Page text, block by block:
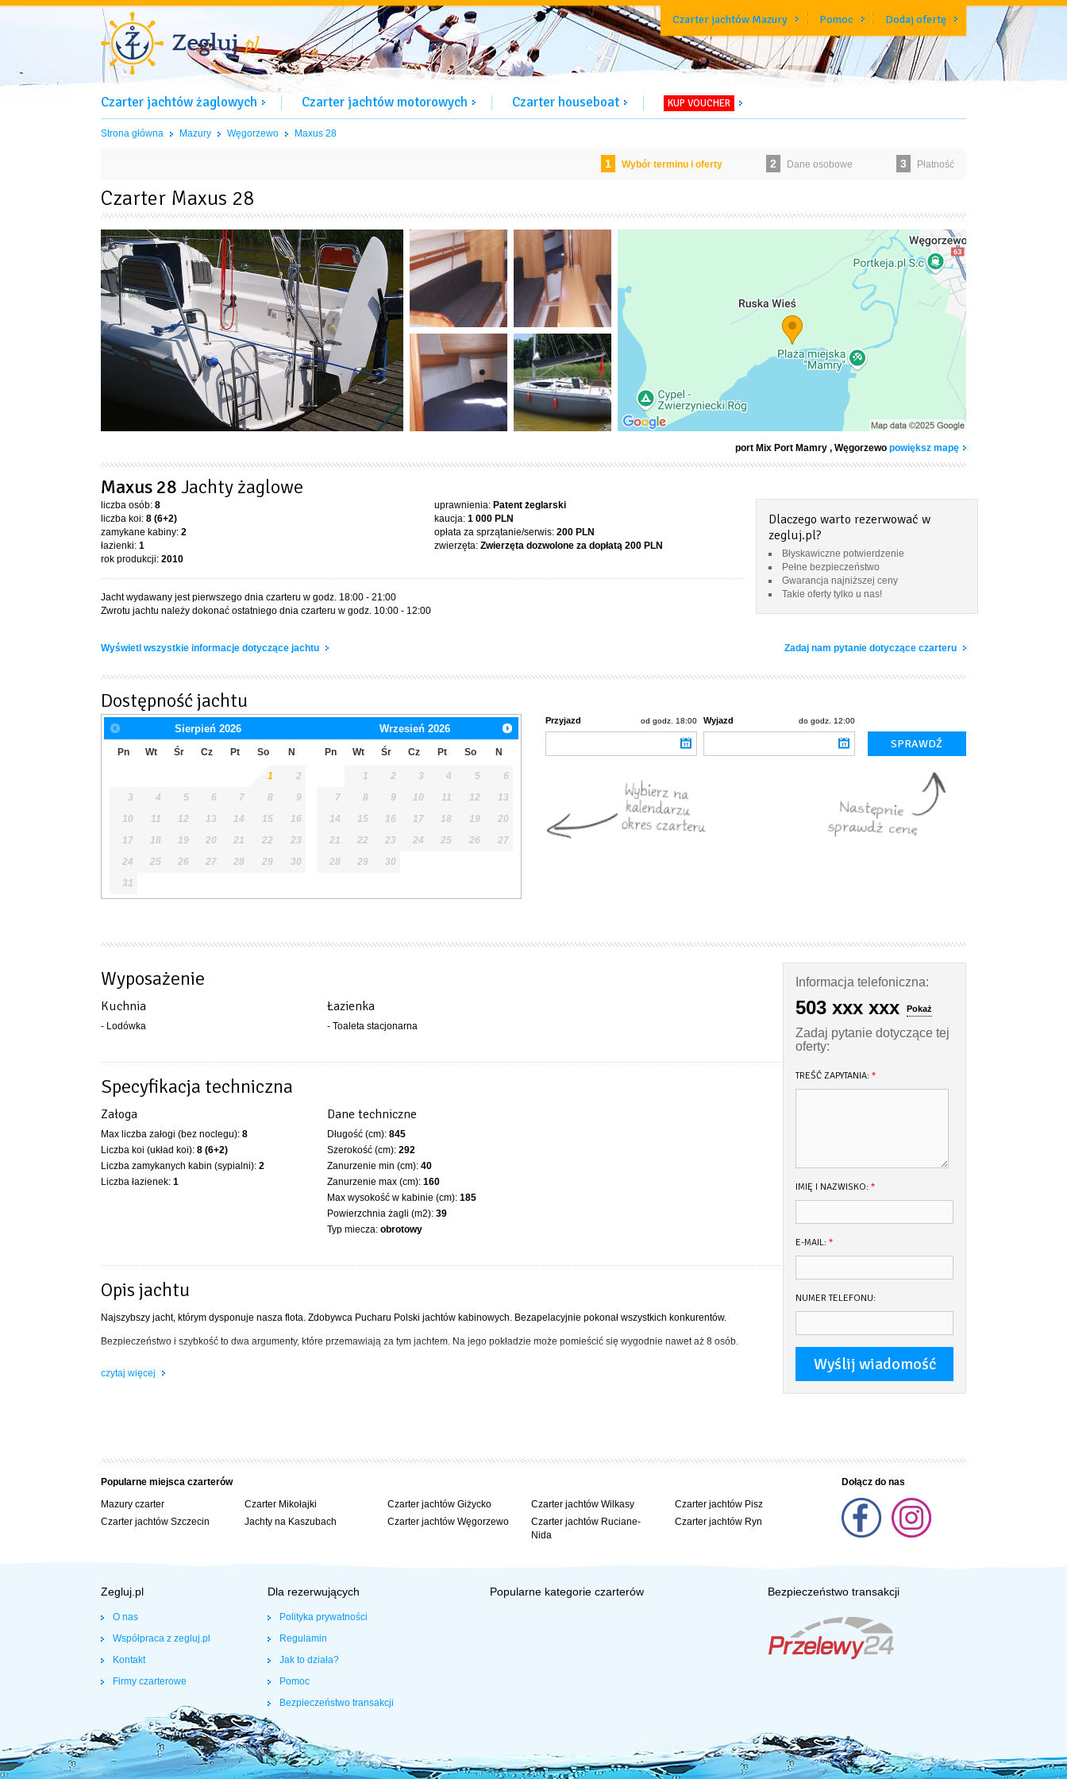
Czarter jachtów Mazury Pomoc Dodaj ofertę
Czarter jachtów żaglowych Czarter jachtów motorowych Czarter houseboat KUP VOUCHER
Strona główna Mazury Węgorzewo Maxus 28
1 Wybór terminu i oferty 2 Dane osobowe 3 Płatność
Czarter Maxus 28
port Mix Port Mamry , Węgorzewo powiększ mapę
Maxus 28 Jachty żaglowe
liczba osób: 8
liczba koi: 8 (6+2)
zamykane kabiny: 2
łazienki: 1
rok produkcji: 2010
uprawnienia: Patent żeglarski
kaucja: 1 000 PLN
opłata za sprzątanie/serwis: 200 PLN
zwierzęta: Zwierzęta dozwolone za dopłatą 200 PLN
Jacht wydawany jest pierwszego dnia czarteru w godz. 18:00 - 21:00
Zwrotu jachtu należy dokonać ostatniego dnia czarteru w godz. 10:00 - 12:00
Dlaczego warto rezerwować w
zegluj.pl?
Błyskawiczne potwierdzenie
Pełne bezpieczeństwo
Gwarancja najniższej ceny
Takie oferty tylko u nas!
Wyświetl wszystkie informacje dotyczące jachtu Zadaj nam pytanie dotyczące czarteru
Dostępność jachtu
Sierpień 2026
Pn Wt Śr Cz Pt So N
1
2
3
4 5 6 7 8
9
10
11 12 13 14 15
16
17
18 19 20 21 22
23
24
25 26 27 28 29
30
31
Wrzesień 2026
Pn Wt Śr Cz Pt So N
1 2 3 4 5
6
7
8 9 10 11 12
13
14
15 16 17 18 19
20
21
22 23 24 25 26
27
28
29 30
Przyjazd od godz. 18:00 Wyjazd do godz. 12:00
Wyposażenie
Kuchnia
- Lodówka
Łazienka
- Toaleta stacjonarna
Specyfikacja techniczna
Załoga
Max liczba załogi (bez noclegu): 8
Liczba koi (układ koi): 8 (6+2)
Liczba zamykanych kabin (sypialni): 2
Liczba łazienek: 1
Dane techniczne
Długość (cm): 845
Szerokość (cm): 292
Zanurzenie min (cm): 40
Zanurzenie max (cm): 160
Max wysokość w kabinie (cm): 185
Powierzchnia żagli (m2): 39
Typ miecza: obrotowy
Opis jachtu
Najszybszy jacht, którym dysponuje nasza flota. Zdobywca Pucharu Polski jachtów kabinowych. Bezapelacyjnie pokonał wszystkich konkurentów.
Bezpieczeństwo i szybkość to dwa argumenty, które przemawiają za tym jachtem. Na jego pokładzie może pomieścić się wygodnie nawet aż 8 osób.
Wszystkie liny sprowadzone do kokpitu
Ciepła woda i prysznic (na wybranych jachtach)
Czajnik bezprzewodowy
czytaj więcej
Informacja telefoniczna:
503 xxx xxx Pokaż
Zadaj pytanie dotyczące tej
oferty:
TREŚĆ ZAPYTANIA: *
IMIĘ I NAZWISKO: *
E-MAIL: *
NUMER TELEFONU:
Popularne miejsca czarterów
Mazury czarter
Czarter jachtów Szczecin
Czarter Mikołajki
Jachty na Kaszubach
Czarter jachtów Giżycko
Czarter jachtów Węgorzewo
Czarter jachtów Wilkasy
Czarter jachtów Ruciane-
Nida
Czarter jachtów Pisz
Czarter jachtów Ryn
Dołącz do nas
Zegluj.pl
O nas
Współpraca z zegluj.pl
Kontakt
Firmy czarterowe
Dla rezerwujących
Polityka prywatności
Regulamin
Jak to działa?
Pomoc
Bezpieczeństwo transakcji
Popularne kategorie czarterów Bezpieczeństwo transakcji